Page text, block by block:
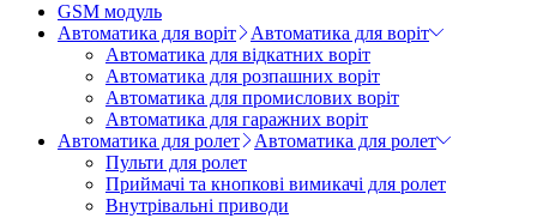
GSM модуль
Автоматика для воріт
Автоматика для воріт
Автоматика для відкатних воріт
Автоматика для розпашних воріт
Автоматика для промислових воріт
Автоматика для гаражних воріт
Автоматика для ролет
Автоматика для ролет
Пульти для ролет
Приймачі та кнопкові вимикачі для ролет
Внутрівальні приводи